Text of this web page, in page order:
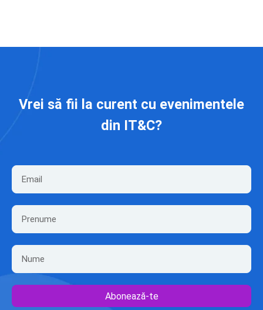
Vrei să fii la curent cu evenimentele
din IT&C?
Abonează-te